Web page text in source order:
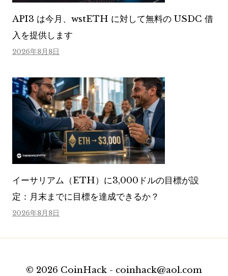
API3 は今月、wstETH に対して無料の USDC 借
入を提供します
2026年8月8日
イーサリアム（ETH）に3,000ドルの目標が設
定：月末までに目標を達成できるか？
2026年8月8日
© 2026 CoinHack - coinhack@aol.com